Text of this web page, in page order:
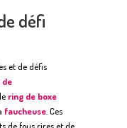
défi
et de défis
de
ring de boxe
faucheuse. Ces